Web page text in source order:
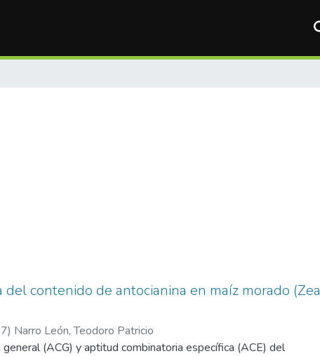
contenido de antocianina en maíz morado (Zea
) Narro León, Teodoro Patricio
(ACG) y aptitud combinatoria específica (ACE) del